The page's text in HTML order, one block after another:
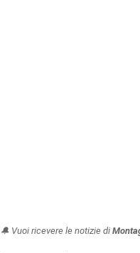
🔔 Vuoi ricevere le notizie di